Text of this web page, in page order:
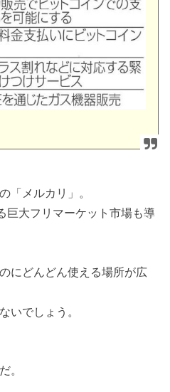
「メルカリ」。
巨大フリマーケット市場も導
にどんどん使える場所が広
いでしょう。
。